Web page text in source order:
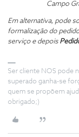
Campo
Em alternativa, pode
formalização do
serviço e depois
Ser cliente NOS pode
superado ganha-se
quem se propõem
obrigado;)